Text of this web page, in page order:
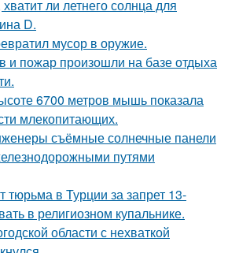
ли летнего солнца для
D.
мусор в оружие.
пожар произошли на базе отдыха
6700 метров мышь показала
млекопитающих.
съёмные солнечные панели
путями
тюрьма в Турции за запрет 13-
в религиозном купальнике.
области с нехваткой